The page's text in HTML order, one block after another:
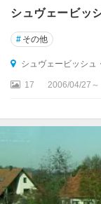
ラ
イ
ン
ヴ
ェ
フ
レ
ン
州
シュヴェービッ
# その他
シュヴェービッシュ
17 2006/04/27～